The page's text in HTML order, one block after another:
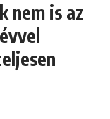
nem is az